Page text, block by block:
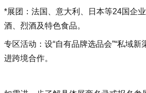
*展团‌：法国、意大利、日本等24国企
酒、烈酒及特色食品‌。
专区活动‌：设“自有品牌选品会”“私域新
进跨境合作‌。